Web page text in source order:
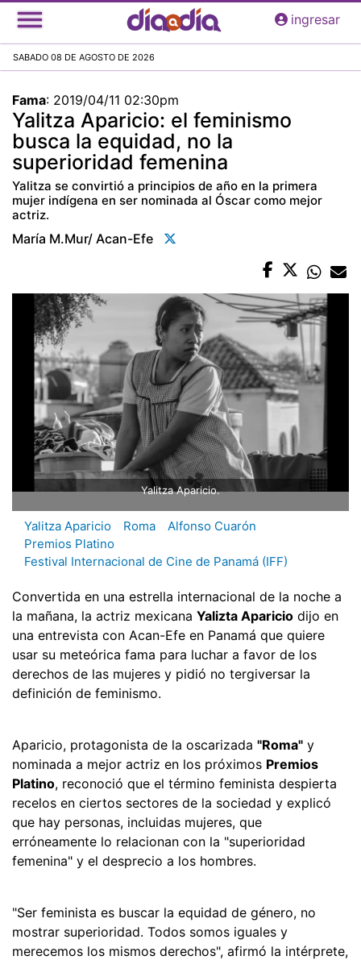
Pasar
al
principal
ingresar
SABADO 08 DE AGOSTO DE 2026
Fama: 2019/04/11 02:30pm
Yalitza Aparicio: el feminismo
busca la equidad, no la
superioridad femenina
Yalitza se convirtió a principios de año en la primera
mujer indígena en ser nominada al Óscar como mejor
actriz.
María M.mur/ Acan-Efe
Yalitza Aparicio.
Yalitza Aparicio Roma
Alfonso Cuarón
Premios Platino
Festival Internacional de Cine de Panamá (IFF)
Convertida en una estrella internacional de la noche a
la mañana, la actriz mexicana Yalizta Aparicio dijo en
una entrevista con Acan-Efe en Panamá que quiere
usar su meteórica fama para luchar a favor de los
derechos de las mujeres y pidió no tergiversar la
definición de feminismo.
Aparicio, protagonista de la oscarizada "Roma" y
nominada a mejor actriz en los próximos Premios
Platino, reconoció que el término feminista despierta
recelos en ciertos sectores de la sociedad y explicó
que hay personas, incluidas mujeres, que
erróneamente lo relacionan con la "superioridad
femenina" y el desprecio a los hombres.
"Ser feminista es buscar la equidad de género, no
mostrar superioridad. Todos somos iguales y
merecemos los mismos derechos", afirmó la intérprete,